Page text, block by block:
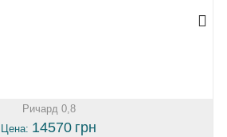
Ричард 0,8
Цена: 14570 грн